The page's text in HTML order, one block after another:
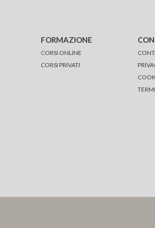
FORMAZIONE
CORSI ONLINE
CORSI PRIVATI